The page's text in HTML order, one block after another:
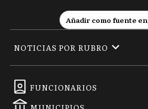
Añadir como fuente en
FUNCIONARIOS
NOTICIAS POR RUBRO